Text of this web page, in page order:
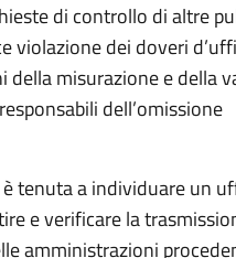
di controllo di altre
violazione dei doveri
della misurazione e della
dell’omissione
tenuta a individuare un
e verificare la
amministrazioni